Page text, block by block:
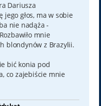
Dariusza
jego głos, ma w sobie
nie nadąża -
mnie
blondynów z Brazylii.
bić konia pod
co zajebiście mnie